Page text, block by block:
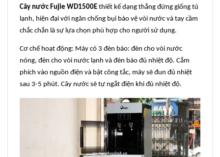
Cây nước Fujie WD1500E thiết kế dạng thẳng đứng giống tủ
lạnh, hiện đại với ngăn chống bụi bảo vệ vòi nước và tay cầm
chắc chắn là sự lựa chọn phù hợp cho người sử dụng.
Cơ chế hoạt động: Máy có 3 đèn báo: đèn cho vòi nước
nóng, đèn cho vòi nước lạnh và đèn báo đủ nhiệt độ. Cắm
phích vào nguồn điện và bật công tắc, mãy sẽ đun đủ nhiệt
sau 3-5 phút. Cây nước sẽ tự ngắt điện khi đủ nhiệt độ.